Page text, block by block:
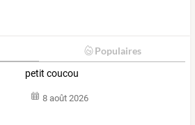
Populaires
petit coucou
8 août 2026